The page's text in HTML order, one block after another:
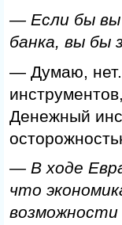
— Если бы вы
банка, вы бы
— Думаю,
Денежный
— В ходе
что